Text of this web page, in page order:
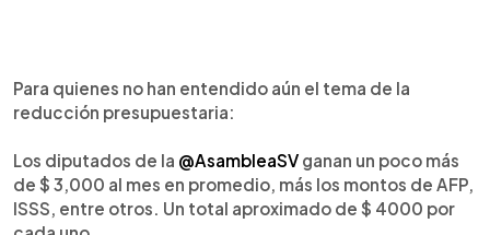
Para quienes no han entendido aún el tema de la
reducción presupuestaria:
Los diputados de la @AsambleaSV ganan un poco más
de $ 3,000 al mes en promedio, más los montos de AFP,
ISSS, entre otros. Un total aproximado de $ 4000 por